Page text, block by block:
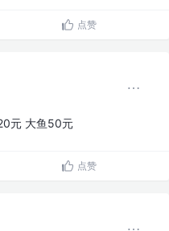
点赞
元 大鱼50元
点赞